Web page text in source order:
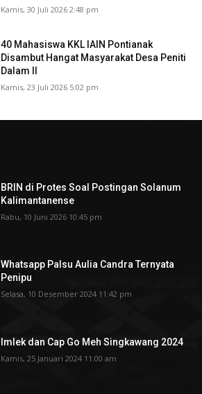
Kamis, 30 Juli 2026 2:48 pm
40 Mahasiswa KKL IAIN Pontianak
Disambut Hangat Masyarakat Desa Peniti
Dalam II
Kamis, 23 Juli 2026 5:02 pm
BRIN di Protes Soal Postingan Solanum
Kalimantanense
Rabu, 10 Juni 2026 10:45 pm
Whatsapp Palsu Aulia Candra Ternyata
Penipu
Selasa, 10 Desember 2024 11:42 pm
Imlek dan Cap Go Meh Singkawang 2024
Kamis, 25 Januari 2024 11:00 am